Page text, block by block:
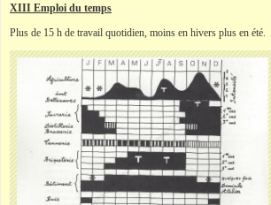
XIII Emploi du temps
Plus de 15 h de travail quotidien, moins en hivers plus en été.